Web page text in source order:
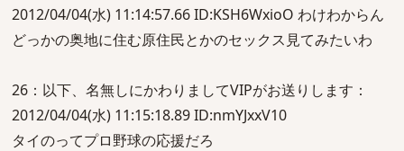
2012/04/04(水) 11:14:57.66 ID:KSH6WxioO わけわからん
どっかの奥地に住む原住民とかのセックス見てみたいわ
26：以下、名無しにかわりましてVIPがお送りします：
2012/04/04(水) 11:15:18.89 ID:nmYJxxV10
タイのってプロ野球の応援だろ